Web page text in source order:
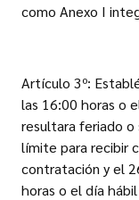
como Anexo I
Artículo 3º:
las 16:00 horas o
resultara feriado
límite para recibir
contratación y el
horas o el día